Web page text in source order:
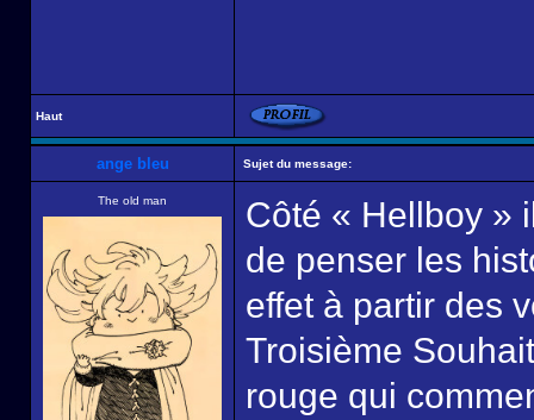
Haut
ange bleu Sujet du message:
The old man
Côté « Hellboy »
de penser les
effet à partir des
Troisième
rouge qui